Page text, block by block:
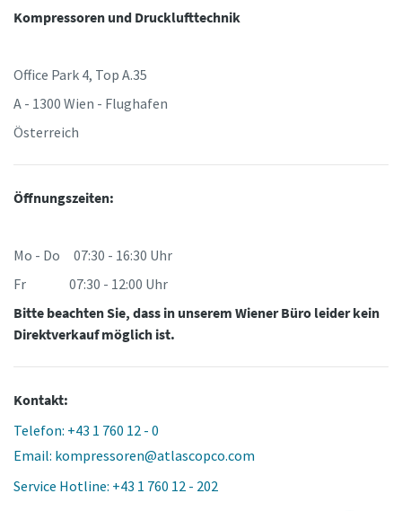
Kompressoren und Drucklufttechnik
Office Park 4, Top A.35
A - 1300 Wien - Flughafen
Österreich
Öffnungszeiten:
Mo - Do 07:30 - 16:30 Uhr
Fr 07:30 - 12:00 Uhr
Bitte beachten Sie, dass in unserem Wiener Büro leider kein
Direktverkauf möglich ist.
Kontakt:
Telefon: +43 1 760 12 - 0
Email: kompressoren@atlascopco.com
Service Hotline: +43 1 760 12 - 202